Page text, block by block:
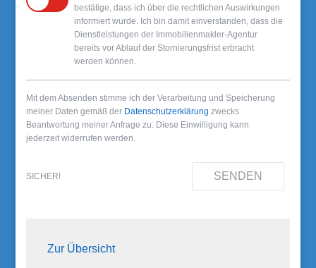
bestätige, dass ich über die rechtlichen Auswirkungen
informiert wurde. Ich bin damit einverstanden, dass die
Dienstleistungen der Immobilienmakler-Agentur
bereits vor Ablauf der Stornierungsfrist erbracht
werden können.
Mit dem Absenden stimme ich der Verarbeitung und Speicherung
meiner Daten gemäß der Datenschutzerklärung zwecks
Beantwortung meiner Anfrage zu. Diese Einwilligung kann
jederzeit widerrufen werden.
SICHER! SENDEN
Zur Übersicht